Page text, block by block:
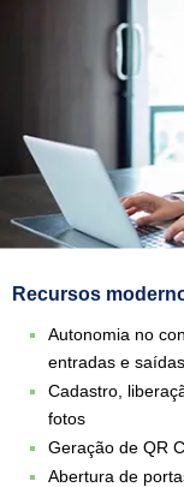
Recursos
Autonomia no
entradas e saídas
Cadastro,
fotos
Geração de QR
Abertura de